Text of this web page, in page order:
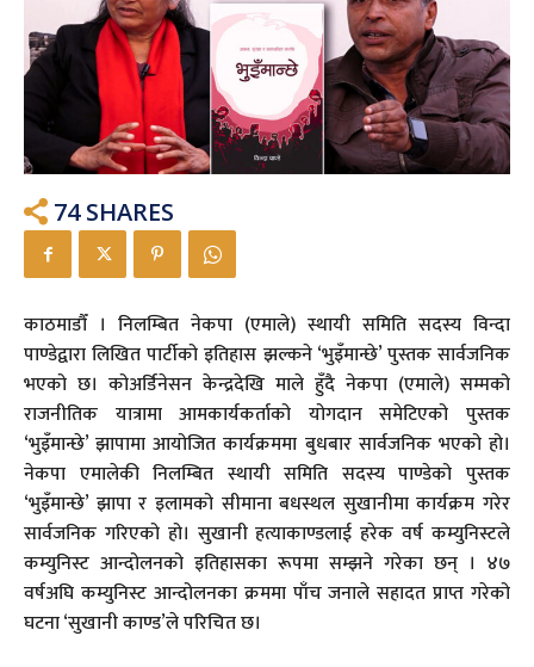
74 SHARES
काठमाडौँ । निलम्बित नेकपा (एमाले) स्थायी समिति सदस्य विन्दा
पाण्डेद्वारा लिखित पार्टीको इतिहास झल्कने ‘भुइँमान्छे’ पुस्तक सार्वजनिक
भएको छ। कोअर्डिनेसन केन्द्रदेखि माले हुँदै नेकपा (एमाले) सम्मको
राजनीतिक यात्रामा आमकार्यकर्ताको योगदान समेटिएको पुस्तक
‘भुइँमान्छे’ झापामा आयोजित कार्यक्रममा बुधबार सार्वजनिक भएको हो।
नेकपा एमालेकी निलम्बित स्थायी समिति सदस्य पाण्डेको पुस्तक
‘भुइँमान्छे’ झापा र इलामको सीमाना बधस्थल सुखानीमा कार्यक्रम गरेर
सार्वजनिक गरिएको हो। सुखानी हत्याकाण्डलाई हरेक वर्ष कम्युनिस्टले
कम्युनिस्ट आन्दोलनको इतिहासका रूपमा सम्झने गरेका छन् । ४७
वर्षअघि कम्युनिस्ट आन्दोलनका क्रममा पाँच जनाले सहादत प्राप्त गरेको
घटना ‘सुखानी काण्ड’ले परिचित छ।